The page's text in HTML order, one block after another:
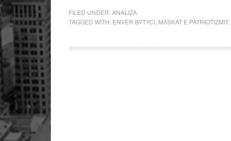
FILED UNDER:ANALIZA
TAGGED WITH: ENVER BYTYCI MASKAT E PATRIOTIZMIT,